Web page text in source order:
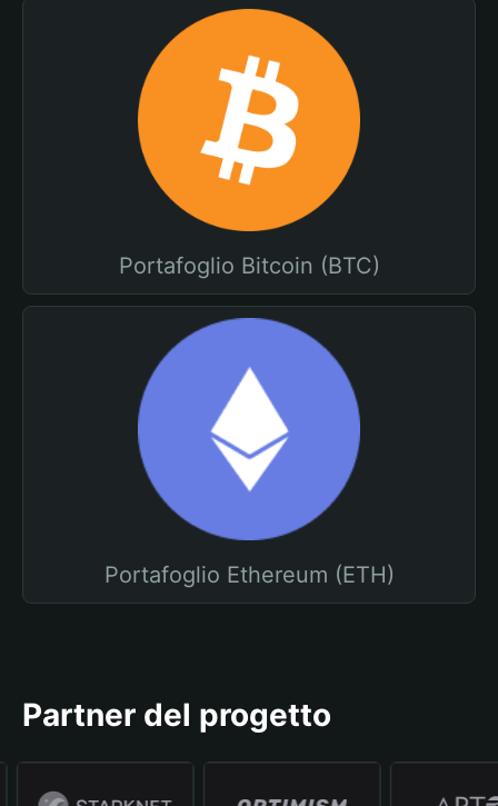
Portafoglio Bitcoin (BTC)
Portafoglio Ethereum (ETH)
Partner del progetto